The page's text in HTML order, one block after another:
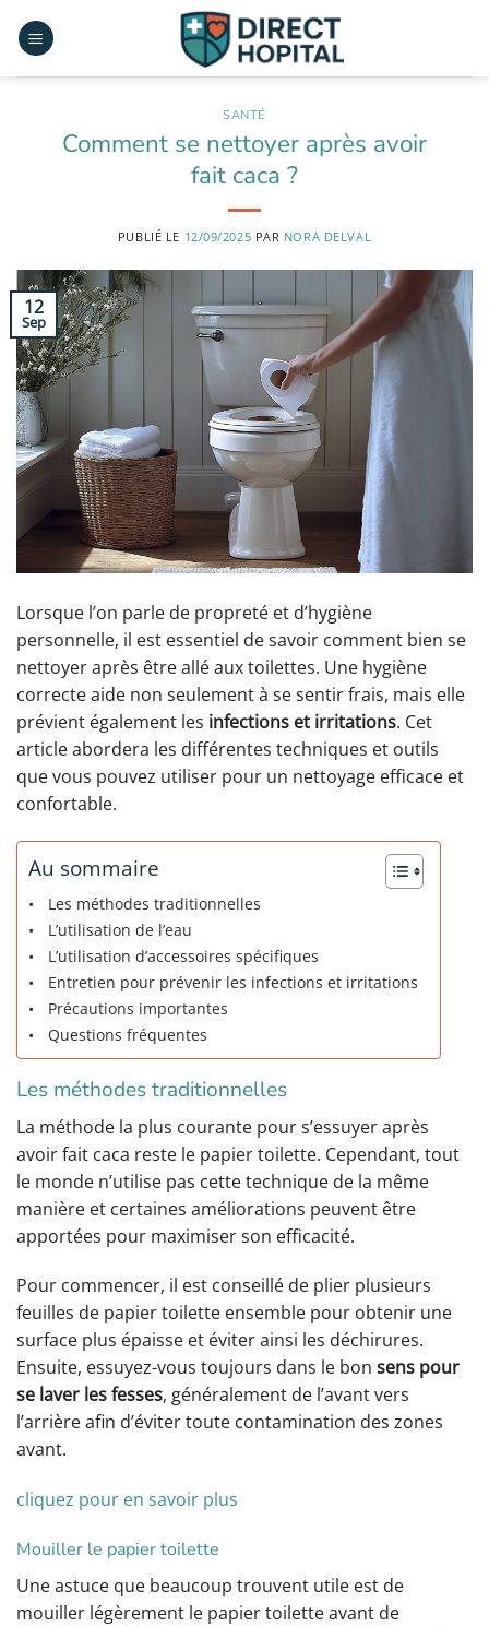
au
SANTÉ
Comment se nettoyer après avoir
fait caca ?
PUBLIÉ LE 12/09/2025 PAR NORA DELVAL
12
Sep
Lorsque l’on parle de propreté et d’hygiène
personnelle, il est essentiel de savoir comment bien se
nettoyer après être allé aux toilettes. Une hygiène
correcte aide non seulement à se sentir frais, mais elle
prévient également les infections et irritations. Cet
article abordera les différentes techniques et outils
que vous pouvez utiliser pour un nettoyage efficace et
confortable.
Au sommaire
Les méthodes traditionnelles
L’utilisation de l’eau
L’utilisation d’accessoires spécifiques
Entretien pour prévenir les infections et irritations
Précautions importantes
Questions fréquentes
Les méthodes traditionnelles
La méthode la plus courante pour s’essuyer après
avoir fait caca reste le papier toilette. Cependant, tout
le monde n’utilise pas cette technique de la même
manière et certaines améliorations peuvent être
apportées pour maximiser son efficacité.
Pour commencer, il est conseillé de plier plusieurs
feuilles de papier toilette ensemble pour obtenir une
surface plus épaisse et éviter ainsi les déchirures.
Ensuite, essuyez-vous toujours dans le bon sens pour
se laver les fesses, généralement de l’avant vers
l’arrière afin d’éviter toute contamination des zones
avant.
cliquez pour en savoir plus
Mouiller le papier toilette
Une astuce que beaucoup trouvent utile est de
mouiller légèrement le papier toilette avant de